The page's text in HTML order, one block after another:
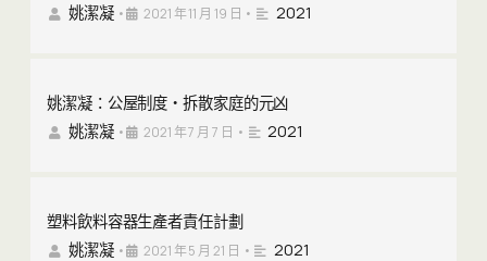
姚潔凝 • 2021 年 11 月 19 日 • 2021
姚潔凝：公屋制度‧拆散家庭的元凶
姚潔凝 • 2021 年 7 月 7 日 • 2021
塑料飲料容器生產者責任計劃
姚潔凝 • 2021 年 5 月 21 日 • 2021